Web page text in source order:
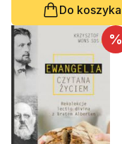
Do koszyka
%